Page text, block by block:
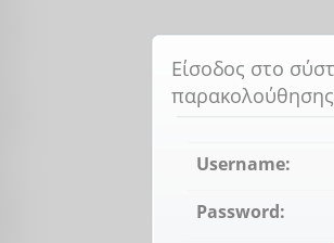
Είσοδος στο
Username:
Password: